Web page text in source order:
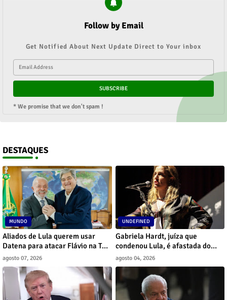
Follow by Email
Get Notified About Next Update Direct to Your inbox
* We promise that we don't spam !
DESTAQUES
MUNDO
Aliados de Lula querem usar
Datena para atacar Flávio na TV,
diz jornal
agosto 07, 2026
UNDEFINED
Gabriela Hardt, juíza que
condenou Lula, é afastada do
cargo por decisão do CNJ
agosto 04, 2026